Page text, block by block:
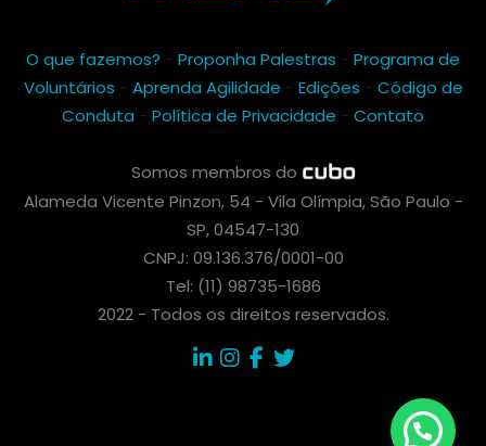
O que fazemos? - Proponha Palestras - Programa de
Voluntários - Aprenda Agilidade - Edições - Código de
Conduta - Política de Privacidade - Contato
Somos membros do
Alameda Vicente Pinzon, 54 - Vila Olímpia, São Paulo -
SP, 04547-130
CNPJ: 09.136.376/0001-00
Tel: (11) 98735-1686
2022 - Todos os direitos reservados.